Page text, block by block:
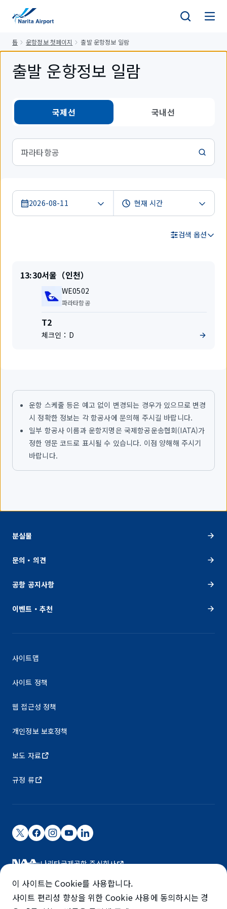
톱 운항정보 첫페이지 출발 운항정보 일람
출발 운항정보 일람
국제선 국내선
파라타항공
2026-08-11
검색 옵션
검
색
출
발
13:30목
적
지
서울（인천）
편
명
WE0502
항
공
파라타항공
터
미
T2
체크인： D
운항 스케줄 등은 예고 없이 변경되는 경우가 있으므로 변경
시 정확한 정보는 각 항공사에 문의해 주시길 바랍니다.
일부 항공사 이름과 운항지명은 국제항공운송협회(IATA)가
정한 영문 코드로 표시될 수 있습니다. 이점 양해해 주시기
바랍니다.
분실물
문의・의견
공항 공지사항
이벤트・추천
사이트맵
사이트 정책
웹 접근성 정책
개인정보 보호정책
보도 자료
규정 류
나리타국제공항 주식회사
나리타 국제공항은 NAA가 운영하고 있습니다.
©NARITA INTERNATIONAL AIRPORT CORPORATION
이 사이트는 Cookie를 사용합니다.
사이트 편리성 향상을 위한 Cookie 사용에 동의하시는 경